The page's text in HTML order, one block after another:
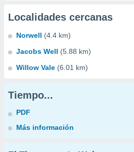
Localidades cercanas
Norwell (4.4 km)
Jacobs Well (5.88 km)
Willow Vale (6.01 km)
Tiempo...
PDF
Más información